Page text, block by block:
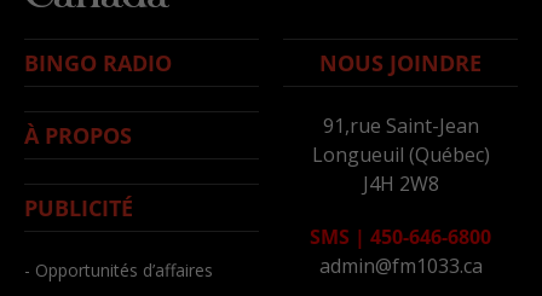
BINGO RADIO
À PROPOS
PUBLICITÉ
- Opportunités d’affaires
NOUS JOINDRE
91,rue Saint-Jean
Longueuil (Québec)
J4H 2W8
SMS | 450-646-6800
admin@fm1033.ca